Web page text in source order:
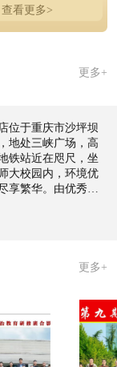
查看更多>
更多+
位于重庆市沙坪坝
地处三峡广场，高
铁站近在咫尺，坐
大校园内，环境优
享繁华。由优秀设
主，共有近200个房
价比高，装修风格
更多+